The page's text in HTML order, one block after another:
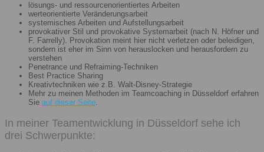
lösungs- und ressourcenorientiertes Arbeiten
werteorientierte Veränderungsarbeit
systemisches Arbeiten und Aufstellungsarbeit
provokativer Stil und provokative Systemarbeit (nach N. Höfner und
F. Farrelly). Provokation meint hier nicht verletzen oder beleidigen,
sondern ist eher im Sinn von herauslocken und herausfordern zu
verstehen
Penetrance und Refraiming-Techniken
Best Practice Sharing
Kreativtechniken wie z.B. Walt-Disney-Strategie
Mehr zu meinen Methoden im Teamcoaching in Düsseldorf erfahren
Sie auf dieser Seite.
In meiner Teamentwicklung in Düsseldorf sehe ich
drei Schwerpunkte: